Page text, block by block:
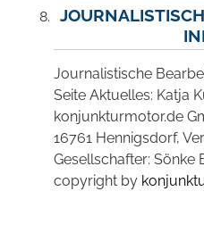
Journalistische
Seite Aktuelles: Katja
konjunkturmotor.de
16761 Hennigsdorf,
Gesellschafter: Sönke
copyright by